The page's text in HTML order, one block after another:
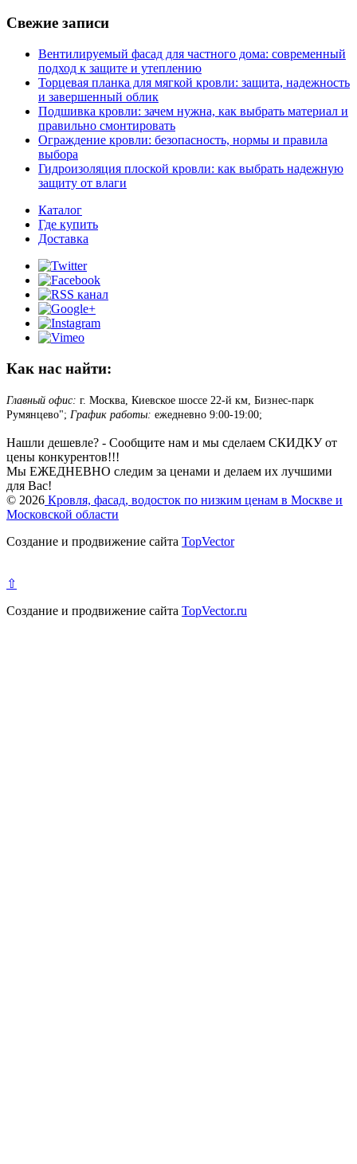
Свежие записи
Вентилируемый фасад для частного дома: современный
подход к защите и утеплению
Торцевая планка для мягкой кровли: защита, надежность
и завершенный облик
Подшивка кровли: зачем нужна, как выбрать материал и
правильно смонтировать
Ограждение кровли: безопасность, нормы и правила
выбора
Гидроизоляция плоской кровли: как выбрать надежную
защиту от влаги
Каталог
Где купить
Доставка
Как нас найти:
Главный офис: г. Москва, Киевское шоссе 22-й км, Бизнес-парк
Румянцево"; График работы: ежедневно 9:00-19:00;
Нашли дешевле? - Сообщите нам и мы сделаем СКИДКУ от
цены конкурентов!!!
Мы ЕЖЕДНЕВНО следим за ценами и делаем их лучшими
для Вас!
© 2026 Кровля, фасад, водосток по низким ценам в Москве и
Московской области
Создание и продвижение сайта TopVector
⇧
Создание и продвижение сайта TopVector.ru